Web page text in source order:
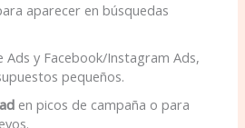
aparecer en búsquedas
Ads y Facebook/Instagram Ads,
pequeños.
en picos de campaña o para